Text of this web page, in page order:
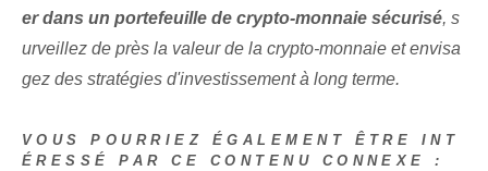
er dans un portefeuille de crypto-monnaie sécurisé⁤, s
urveillez de près la valeur de la crypto-monnaie et envisa
gez des stratégies d'investissement à long terme.
VOUS POURRIEZ ÉGALEMENT ÊTRE INT
ÉRESSÉ PAR CE CONTENU CONNEXE :